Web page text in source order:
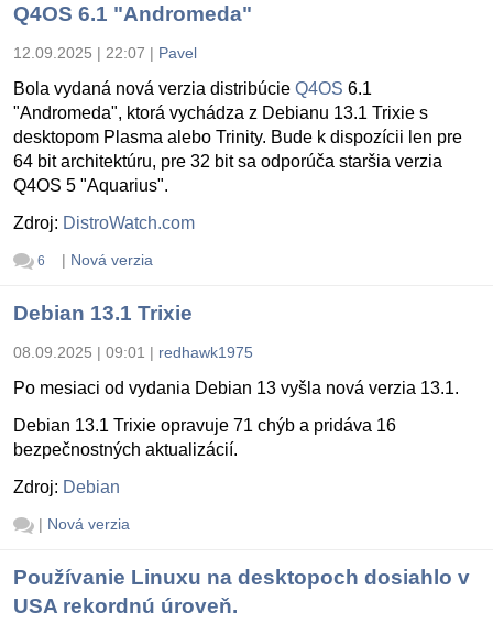
Q4OS 6.1 "Andromeda"
12.09.2025 | 22:07 | Pavel
Bola vydaná nová verzia distribúcie Q4OS 6.1
"Andromeda", ktorá vychádza z Debianu 13.1 Trixie s
desktopom Plasma alebo Trinity. Bude k dispozícii len pre
64 bit architektúru, pre 32 bit sa odporúča staršia verzia
Q4OS 5 "Aquarius".
Zdroj: DistroWatch.com
6 | Nová verzia
Debian 13.1 Trixie
08.09.2025 | 09:01 | redhawk1975
Po mesiaci od vydania Debian 13 vyšla nová verzia 13.1.
Debian 13.1 Trixie opravuje 71 chýb a pridáva 16
bezpečnostných aktualizácií.
Zdroj: Debian
| Nová verzia
Používanie Linuxu na desktopoch dosiahlo v
USA rekordnú úroveň.